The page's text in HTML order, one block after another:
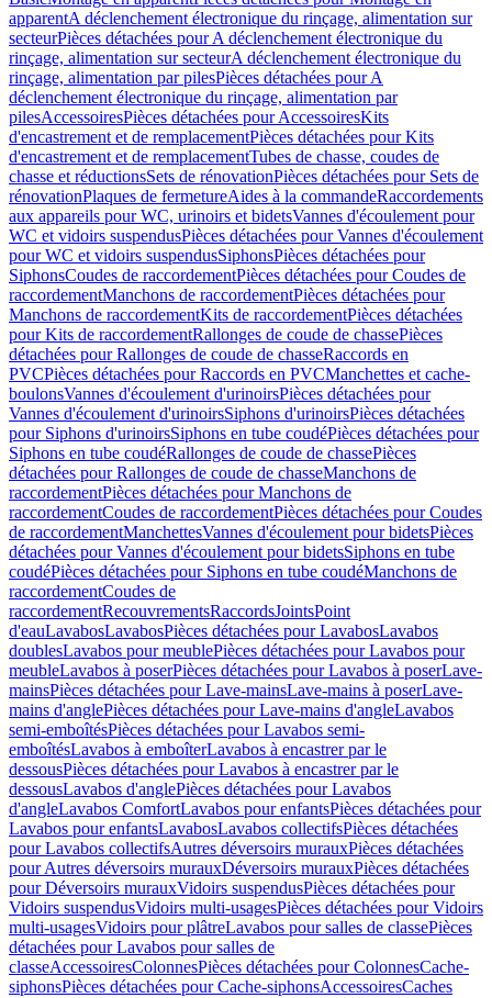
apparentA déclenchement électronique du rinçage, alimentation sur
secteurPièces détachées pour A déclenchement électronique du
rinçage, alimentation sur secteurA déclenchement électronique du
rinçage, alimentation par pilesPièces détachées pour A
déclenchement électronique du rinçage, alimentation par
pilesAccessoiresPièces détachées pour AccessoiresKits
d'encastrement et de remplacementPièces détachées pour Kits
d'encastrement et de remplacementTubes de chasse, coudes de
chasse et réductionsSets de rénovationPièces détachées pour Sets de
rénovationPlaques de fermetureAides à la commandeRaccordements
aux appareils pour WC, urinoirs et bidetsVannes d'écoulement pour
WC et vidoirs suspendusPièces détachées pour Vannes d'écoulement
pour WC et vidoirs suspendusSiphonsPièces détachées pour
SiphonsCoudes de raccordementPièces détachées pour Coudes de
raccordementManchons de raccordementPièces détachées pour
Manchons de raccordementKits de raccordementPièces détachées
pour Kits de raccordementRallonges de coude de chassePièces
détachées pour Rallonges de coude de chasseRaccords en
PVCPièces détachées pour Raccords en PVCManchettes et cache-
boulonsVannes d'écoulement d'urinoirsPièces détachées pour
Vannes d'écoulement d'urinoirsSiphons d'urinoirsPièces détachées
pour Siphons d'urinoirsSiphons en tube coudéPièces détachées pour
Siphons en tube coudéRallonges de coude de chassePièces
détachées pour Rallonges de coude de chasseManchons de
raccordementPièces détachées pour Manchons de
raccordementCoudes de raccordementPièces détachées pour Coudes
de raccordementManchettesVannes d'écoulement pour bidetsPièces
détachées pour Vannes d'écoulement pour bidetsSiphons en tube
coudéPièces détachées pour Siphons en tube coudéManchons de
raccordementCoudes de
raccordementRecouvrementsRaccordsJointsPoint
d'eauLavabosLavabosPièces détachées pour LavabosLavabos
doublesLavabos pour meublePièces détachées pour Lavabos pour
meubleLavabos à poserPièces détachées pour Lavabos à poserLave-
mainsPièces détachées pour Lave-mainsLave-mains à poserLave-
mains d'anglePièces détachées pour Lave-mains d'angleLavabos
semi-emboîtésPièces détachées pour Lavabos semi-
emboîtésLavabos à emboîterLavabos à encastrer par le
dessousPièces détachées pour Lavabos à encastrer par le
dessousLavabos d'anglePièces détachées pour Lavabos
d'angleLavabos ComfortLavabos pour enfantsPièces détachées pour
Lavabos pour enfantsLavabosLavabos collectifsPièces détachées
pour Lavabos collectifsAutres déversoirs murauxPièces détachées
pour Autres déversoirs murauxDéversoirs murauxPièces détachées
pour Déversoirs murauxVidoirs suspendusPièces détachées pour
Vidoirs suspendusVidoirs multi-usagesPièces détachées pour Vidoirs
multi-usagesVidoirs pour plâtreLavabos pour salles de classePièces
détachées pour Lavabos pour salles de
classeAccessoiresColonnesPièces détachées pour ColonnesCache-
siphonsPièces détachées pour Cache-siphonsAccessoiresCaches